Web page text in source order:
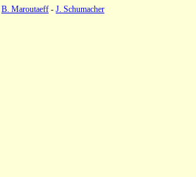
B. Maroutaeff - J. Schumacher